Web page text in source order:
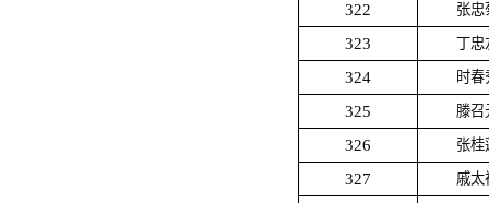
322 张忠
323 丁忠
324 时春
325 滕召
326 张桂
327 戚太